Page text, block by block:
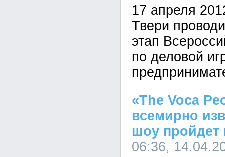
17 апреля
Твери
этап
по деловой
«The Voca
всемирно
шоу пройдет
06:36,